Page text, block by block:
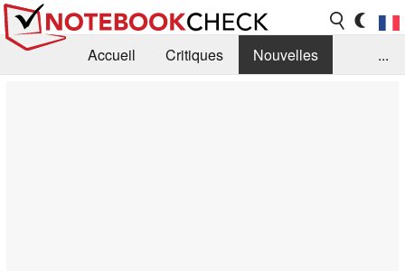
Accueil Critiques
Nouvelles
...